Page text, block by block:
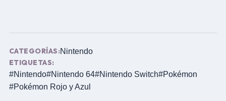
CATEGORÍAS:Nintendo
ETIQUETAS:
#Nintendo#Nintendo 64#Nintendo Switch#Pokémon
#Pokémon Rojo y Azul